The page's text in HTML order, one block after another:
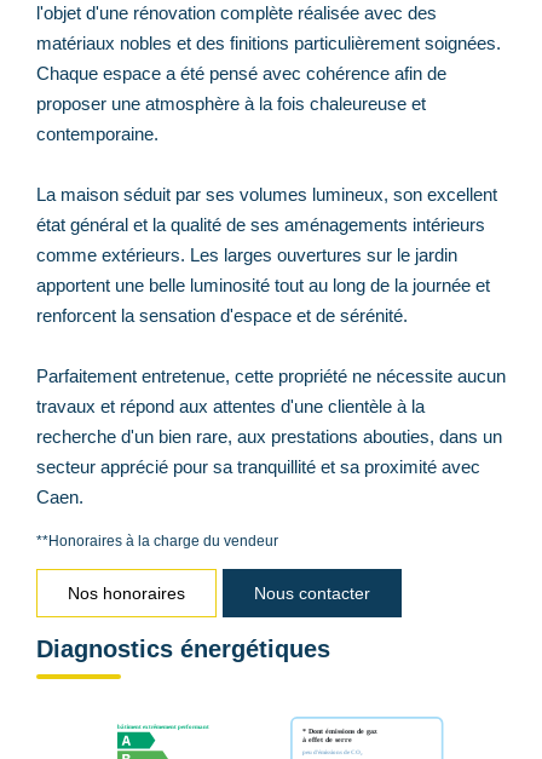
l'objet d'une rénovation complète réalisée avec des
matériaux nobles et des finitions particulièrement soignées.
Chaque espace a été pensé avec cohérence afin de
proposer une atmosphère à la fois chaleureuse et
contemporaine.
La maison séduit par ses volumes lumineux, son excellent
état général et la qualité de ses aménagements intérieurs
comme extérieurs. Les larges ouvertures sur le jardin
apportent une belle luminosité tout au long de la journée et
renforcent la sensation d'espace et de sérénité.
Parfaitement entretenue, cette propriété ne nécessite aucun
travaux et répond aux attentes d'une clientèle à la
recherche d'un bien rare, aux prestations abouties, dans un
secteur apprécié pour sa tranquillité et sa proximité avec
Caen.
**Honoraires à la charge du vendeur
Nos honoraires Nous contacter
Diagnostics énergétiques